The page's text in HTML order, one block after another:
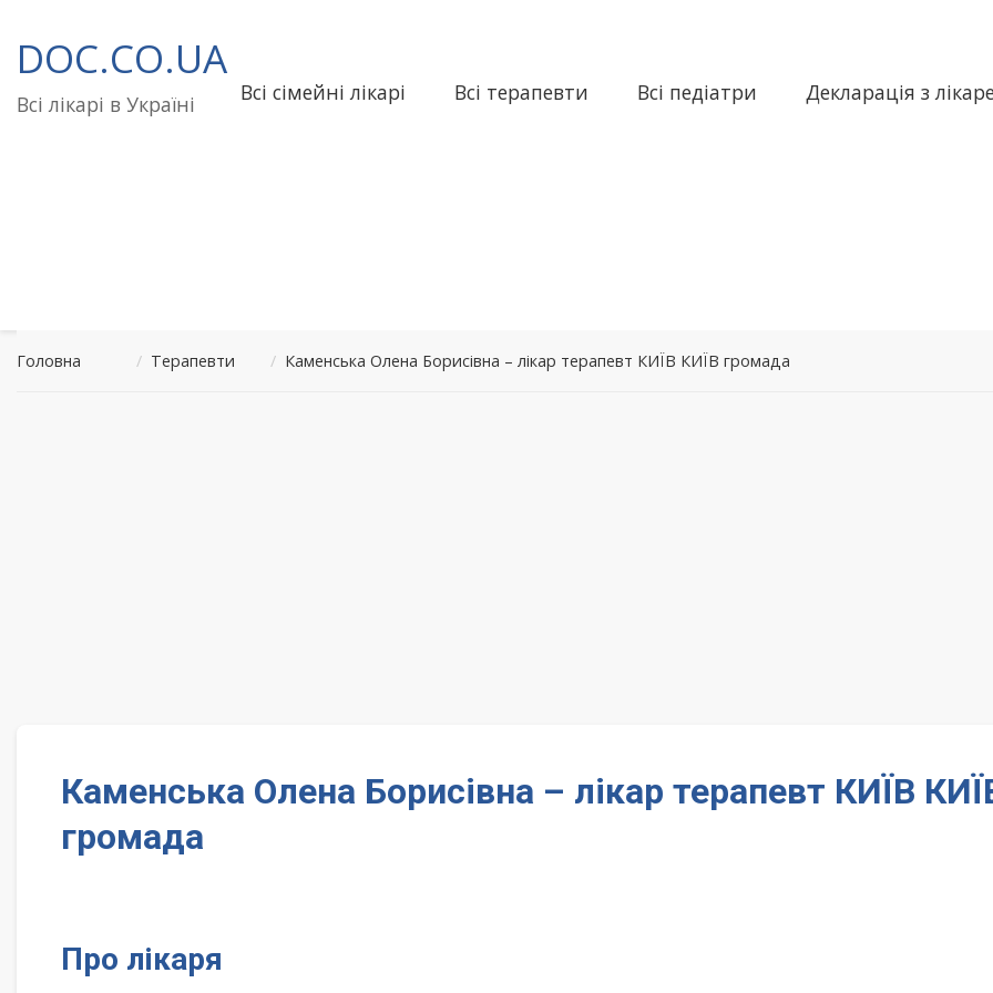
до
вмісту
DOC.CO.UA
Всі лікарі в Україні Всі сімейні лікарі Всі терапевти Всі педіатри Декларація з
Головна / Терапевти / Каменська Олена Борисівна – лікар терапевт КИЇВ КИЇВ громада
Каменська Олена Борисівна – лікар терапевт КИЇВ
громада
Про лікаря